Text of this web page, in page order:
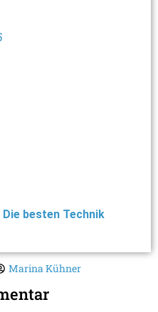
besten Technik
Marina Kühner